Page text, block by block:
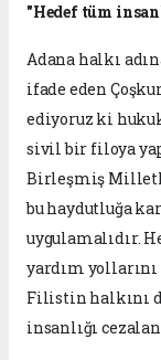
"Hedef tüm
Adana halkı
ifade eden
ediyoruz ki
sivil bir filoya
Birleşmiş
bu haydutluğa
uygulamalıdır.
yardım
Filistin halkını
insanlığı